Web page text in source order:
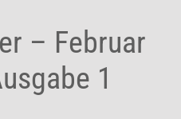
– Februar
1